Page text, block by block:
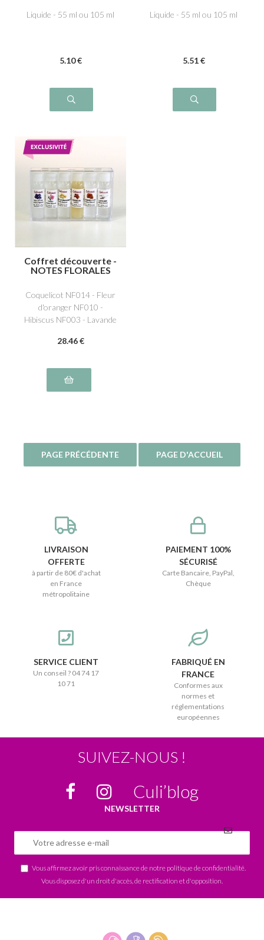
Liquide - 55 ml ou 105 ml
5.10 €
Liquide - 55 ml ou 105 ml
5.51 €
Coffret découverte -
NOTES FLORALES
Coquelicot NF014 - Fleur
d'oranger NF010 -
Hibiscus NF003 - Lavande
Violette NF009
28.46 €
LIVRAISON
OFFERTE
à partir de 80€ d'achat
en France
métropolitaine
PAIEMENT 100%
SÉCURISÉ
Carte Bancaire, PayPal,
Chèque
SERVICE CLIENT
Un conseil ? 04 74 17
10 71
FABRIQUÉ EN
FRANCE
Conformes aux
normes et
réglementations
européennes
SUIVEZ-NOUS !
Culi’blog
NEWSLETTER
Vous affirmez avoir pris connaissance de notre politique de confidentialité
Vous disposez d'un droit d'accès, de rectification et d'opposition.